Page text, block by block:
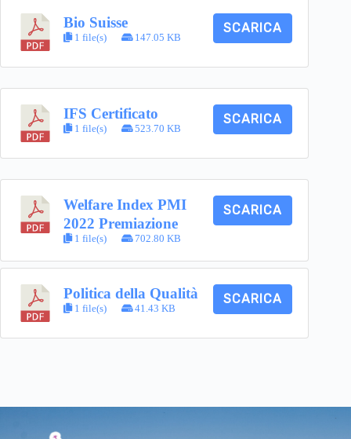
Bio Suisse
1 file(s) 147.05 KB
SCARICA
IFS Certificato
1 file(s) 523.70 KB
SCARICA
Welfare Index PMI
2022 Premiazione
1 file(s) 702.80 KB
SCARICA
Politica della Qualità
1 file(s) 41.43 KB
SCARICA